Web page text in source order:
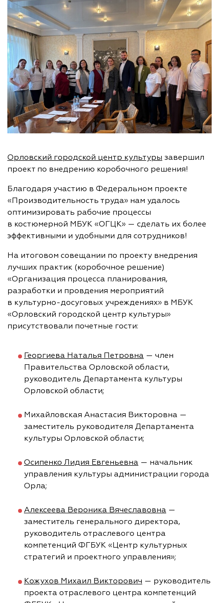
Орловский городской центр культуры завершил
проект по внедрению коробочного решения!
Благодаря участию в Федеральном проекте
«Производительность труда» нам удалось
оптимизировать рабочие процессы
в костюмерной МБУК «ОГЦК» — сделать их более
эффективными и удобными для сотрудников!
На итоговом совещании по проекту внедрения
лучших практик (коробочное решение)
«Организация процесса планирования,
разработки и провдения мероприятий
в культурно-досуговых учреждениях» в МБУК
«Орловский городской центр культуры»
присутствовали почетные гости:
Георгиева Наталья Петровна — член
Правительства Орловской области,
руководитель Департамента культуры
Орловской области;
Михайловская Анастасия Викторовна —
заместитель руководителя Департамента
культуры Орловской области;
Осипенко Лидия Евгеньевна — начальник
управления культуры администрации города
Орла;
Алексеева Вероника Вячеславовна —
заместитель генерального директора,
руководитель отраслевого центра
компетенций ФГБУК «Центр культурных
стратегий и проектного управления»;
Кожухов Михаил Викторович — руководитель
проекта отраслевого центра компетенций